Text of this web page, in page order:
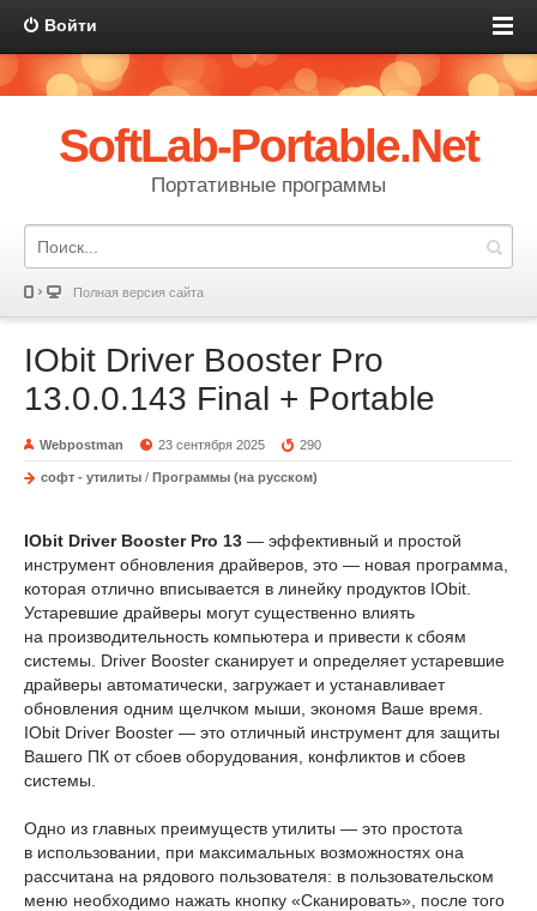
Войти
SoftLab-Portable.Net
Портативные программы
Полная версия сайта
IObit Driver Booster Pro
13.0.0.143 Final + Portable
Webpostman 23 сентября 2025 290
софт - утилиты / Программы (на русском)
IObit Driver Booster Pro 13 — эффективный и простой
инструмент обновления драйверов, это — новая программа,
которая отлично вписывается в линейку продуктов IObit.
Устаревшие драйверы могут существенно влиять
на производительность компьютера и привести к сбоям
системы. Driver Booster сканирует и определяет устаревшие
драйверы автоматически, загружает и устанавливает
обновления одним щелчком мыши, экономя Ваше время.
IObit Driver Booster — это отличный инструмент для защиты
Вашего ПК от сбоев оборудования, конфликтов и сбоев
системы.
Одно из главных преимуществ утилиты — это простота
в использовании, при максимальных возможностях она
рассчитана на рядового пользователя: в пользовательском
меню необходимо нажать кнопку «Сканировать», после того